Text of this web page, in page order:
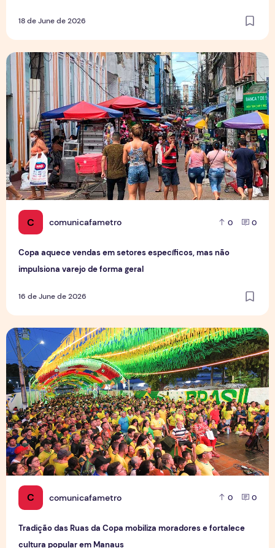
18 de June de 2026
C comunicafametro 0 0
Copa aquece vendas em setores específicos, mas não
impulsiona varejo de forma geral
16 de June de 2026
Copa aquece vendas em setores específicos, mas não
C comunicafametro 0 0
Tradição das Ruas da Copa mobiliza moradores e fortalece
cultura popular em Manaus
Tradição das Ruas da Copa mobiliza moradores e